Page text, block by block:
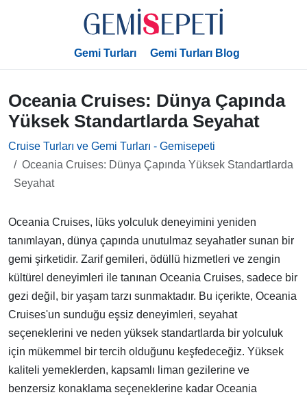
Gemi Turları Gemi Turları Blog
Oceania Cruises: Dünya Çapında
Yüksek Standartlarda Seyahat
Cruise Turları ve Gemi Turları - Gemisepeti
Oceania Cruises: Dünya Çapında Yüksek Standartlarda
Seyahat
Oceania Cruises, lüks yolculuk deneyimini yeniden
tanımlayan, dünya çapında unutulmaz seyahatler sunan bir
gemi şirketidir. Zarif gemileri, ödüllü hizmetleri ve zengin
kültürel deneyimleri ile tanınan Oceania Cruises, sadece bir
gezi değil, bir yaşam tarzı sunmaktadır. Bu içerikte, Oceania
Cruises'un sunduğu eşsiz deneyimleri, seyahat
seçeneklerini ve neden yüksek standartlarda bir yolculuk
için mükemmel bir tercih olduğunu keşfedeceğiz. Yüksek
kaliteli yemeklerden, kapsamlı liman gezilerine ve
benzersiz konaklama seçeneklerine kadar Oceania